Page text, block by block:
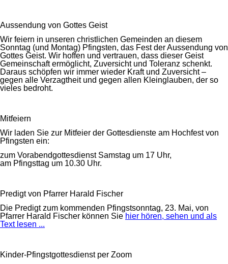
Aussendung von Gottes Geist
Wir feiern in unseren christlichen Gemeinden an diesem
Sonntag (und Montag) Pfingsten, das Fest der Aussendung von
Gottes Geist. Wir hoffen und vertrauen, dass dieser Geist
Gemeinschaft ermöglicht, Zuversicht und Toleranz schenkt.
Daraus schöpfen wir immer wieder Kraft und Zuversicht –
gegen alle Verzagtheit und gegen allen Kleinglauben, der so
vieles bedroht.
Mitfeiern
Wir laden Sie zur Mitfeier der Gottesdienste am Hochfest von
Pfingsten ein:
zum Vorabendgottesdienst Samstag um 17 Uhr,
am Pfingsttag um 10.30 Uhr.
Predigt von Pfarrer Harald Fischer
Die Predigt zum kommenden Pfingstsonntag, 23. Mai, von
Pfarrer Harald Fischer können Sie hier hören, sehen und als
Text lesen ...
Kinder-Pfingstgottesdienst per Zoom